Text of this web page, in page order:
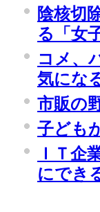
陰核切
る「女
コメ、
気にな
市販の
子ども
ＩＴ企
にでき